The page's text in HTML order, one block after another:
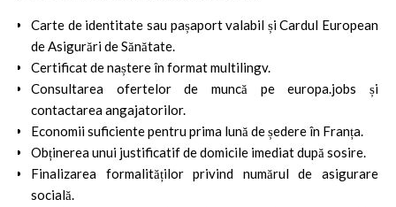
Carte de identitate sau pașaport valabil și Cardul European
de Asigurări de Sănătate.
Certificat de naștere în format multilingv.
Consultarea ofertelor de muncă pe europa.jobs și
contactarea angajatorilor.
Economii suficiente pentru prima lună de ședere în Franța.
Obținerea unui justificatif de domicile imediat după sosire.
Finalizarea formalităților privind numărul de asigurare
socială.